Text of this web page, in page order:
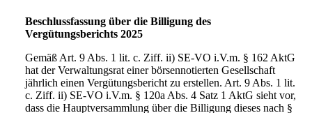
Beschlussfassung über die Billigung des
Vergütungsberichts 2025
Gemäß Art. 9 Abs. 1 lit. c. Ziff. ii) SE-VO i.V.m. § 162 AktG
hat der Verwaltungsrat einer börsennotierten Gesellschaft
jährlich einen Vergütungsbericht zu erstellen. Art. 9 Abs. 1 lit.
c. Ziff. ii) SE-VO i.V.m. § 120a Abs. 4 Satz 1 AktG sieht vor,
dass die Hauptversammlung über die Billigung dieses nach §